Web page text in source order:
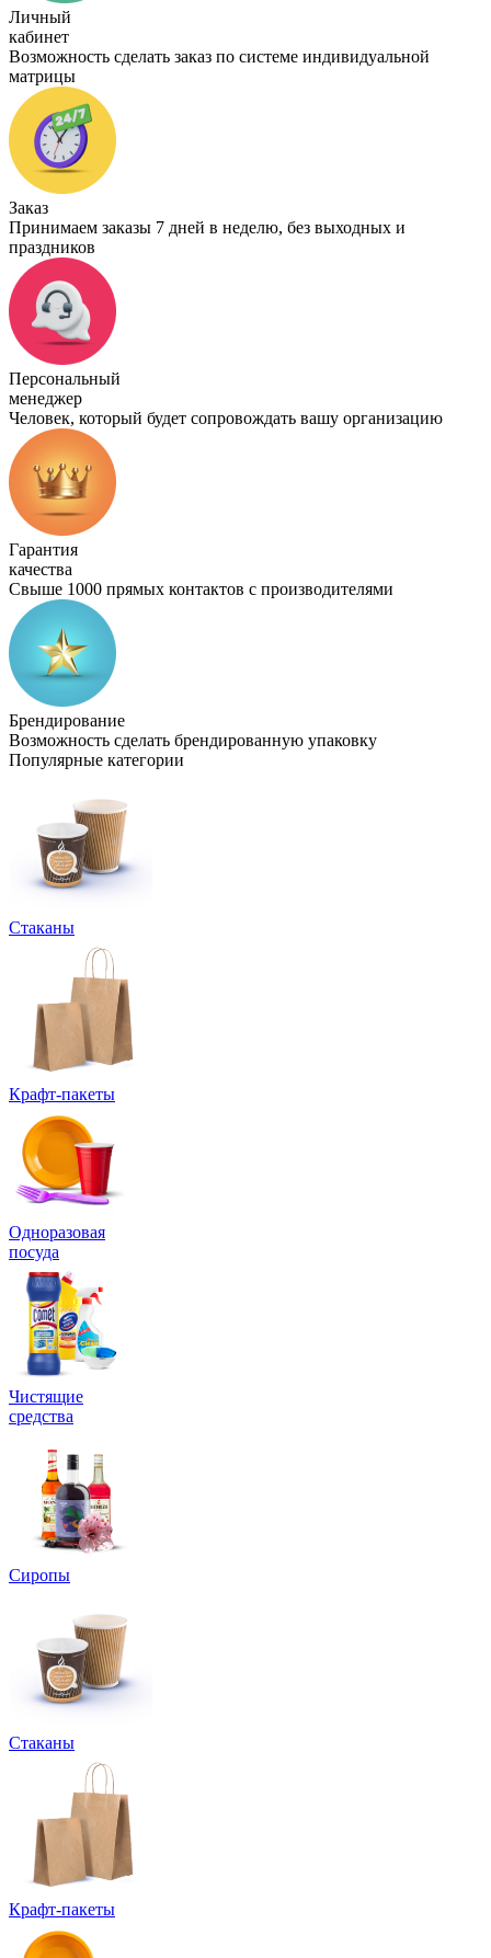
Личный
кабинет
Возможность сделать заказ по системе индивидуальной
матрицы
Заказ
Принимаем заказы 7 дней в неделю, без выходных и
праздников
Персональный
менеджер
Человек, который будет сопровождать вашу организацию
Гарантия
качества
Свыше 1000 прямых контактов с производителями
Брендирование
Возможность сделать брендированную упаковку
Популярные категории
Стаканы
Крафт-пакеты
Одноразовая
посуда
Чистящие
средства
Сиропы
Стаканы
Крафт-пакеты